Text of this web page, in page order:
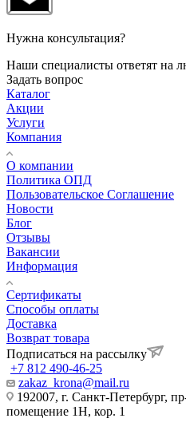
Нужна консультация?
Наши специалисты ответят на
Задать вопрос
Каталог
Акции
Услуги
Компания
О компании
Политика ОПД
Пользовательское Соглашение
Новости
Блог
Отзывы
Вакансии
Информация
Сертификаты
Способы оплаты
Доставка
Возврат товара
Подписаться на рассылку
+7 812 490-46-25
zakaz_krona@mail.ru
192007, г. Санкт-Петербург,
помещение 1Н, кор. 1